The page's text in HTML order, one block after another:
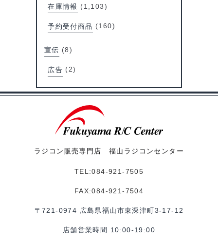
在庫情報 (1,103)
予約受付商品 (160)
宣伝 (8)
広告 (2)
ラジコン販売専門店 福山ラジコンセンター
TEL:084-921-7505
FAX:084-921-7504
〒721-0974 広島県福山市東深津町3-17-12
店舗営業時間 10:00-19:00